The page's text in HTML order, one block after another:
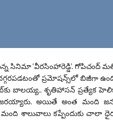
సినిమా ‘వీరసింహారెడ్డి’. గోపిచంద్
ప్రమోషన్స్‌లో బిజీగా ఉంది
బాలయ్య.. శృతిహాసన్ ప్రత్యేక
అయితే అంత మంది
శాలువాలు కప్పేందుకు చాలా